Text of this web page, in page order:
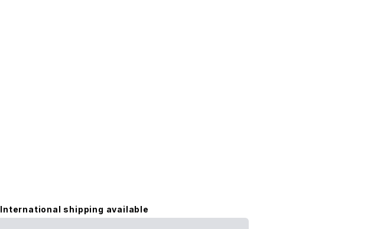
International shipping available